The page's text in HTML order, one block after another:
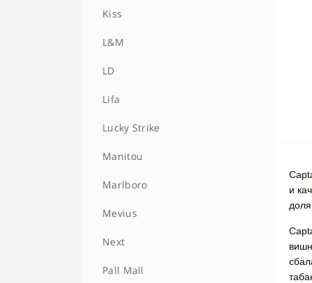
Kiss
L&M
LD
Lifa
Lucky Strike
Manitou
Marlboro
Mevius
Next
Pall Mall
и